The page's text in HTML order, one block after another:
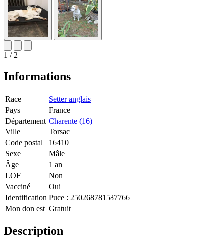
1 / 2
Informations
Race
Setter anglais
Pays
France
Département Charente (16)
Ville
Torsac
Code postal
16410
Sexe
Mâle
Âge
1 an
LOF
Non
Vacciné
Oui
Identification Puce : 250268781587766
Mon don est Gratuit
Description